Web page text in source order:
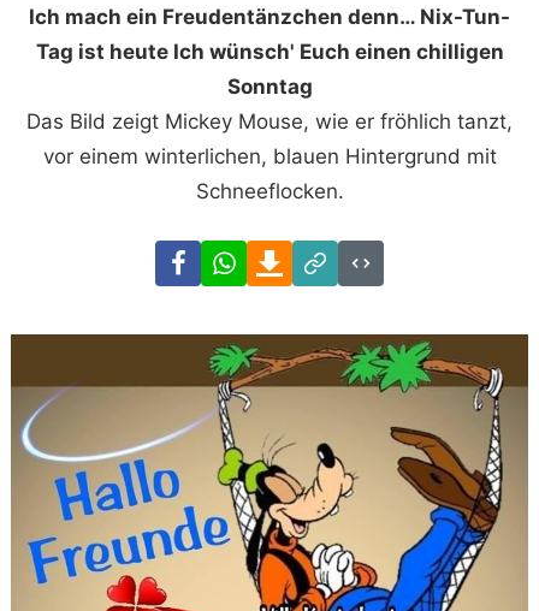
Ich mach ein Freudentänzchen denn… Nix-Tun-
Tag ist heute Ich wünsch' Euch einen chilligen
Sonntag
Das Bild zeigt Mickey Mouse, wie er fröhlich tanzt,
vor einem winterlichen, blauen Hintergrund mit
Schneeflocken.
FacebookWhatsAppDownload
Link
Code